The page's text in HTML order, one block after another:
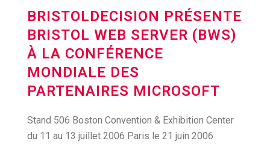
BRISTOLDECISION PRÉSENTE
BRISTOL WEB SERVER (BWS)
À LA CONFÉRENCE
MONDIALE DES
PARTENAIRES MICROSOFT
Stand 506 Boston Convention & Exhibition Center
du 11 au 13 juillet 2006 Paris le 21 juin 2006